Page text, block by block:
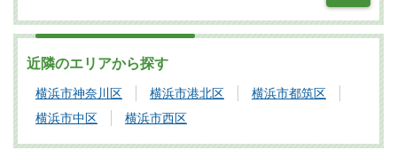
近隣のエリアから探す
横浜市神奈川区 横浜市港北区
横浜市都筑区
横浜市中区
横浜市西区